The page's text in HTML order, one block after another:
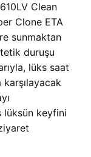
Clean
Clone ETA
sunmaktan
duruşu
lüks saat
karşılayacak
lüksün keyfini